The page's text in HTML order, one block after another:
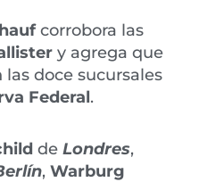
corrobora las
y agrega que
doce sucursales
Federal.
de Londres,
, Warburg